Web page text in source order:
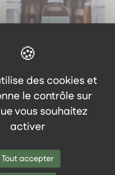
des cookies et
le contrôle sur
vous souhaitez
activer
Tout accepter
Confort urinaire
Solidage Bio – Extrait de
Plante Fraîche – Voies
Urinaires et Détox Rénale
11,95 €
50 ml